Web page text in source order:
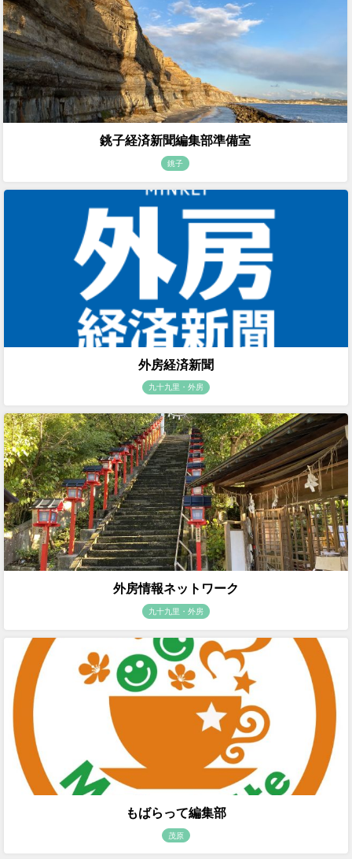
銚子経済新聞編集部準備室
銚子
外房経済新聞
九十九里・外房
外房情報ネットワーク
九十九里・外房
もばらって編集部
茂原